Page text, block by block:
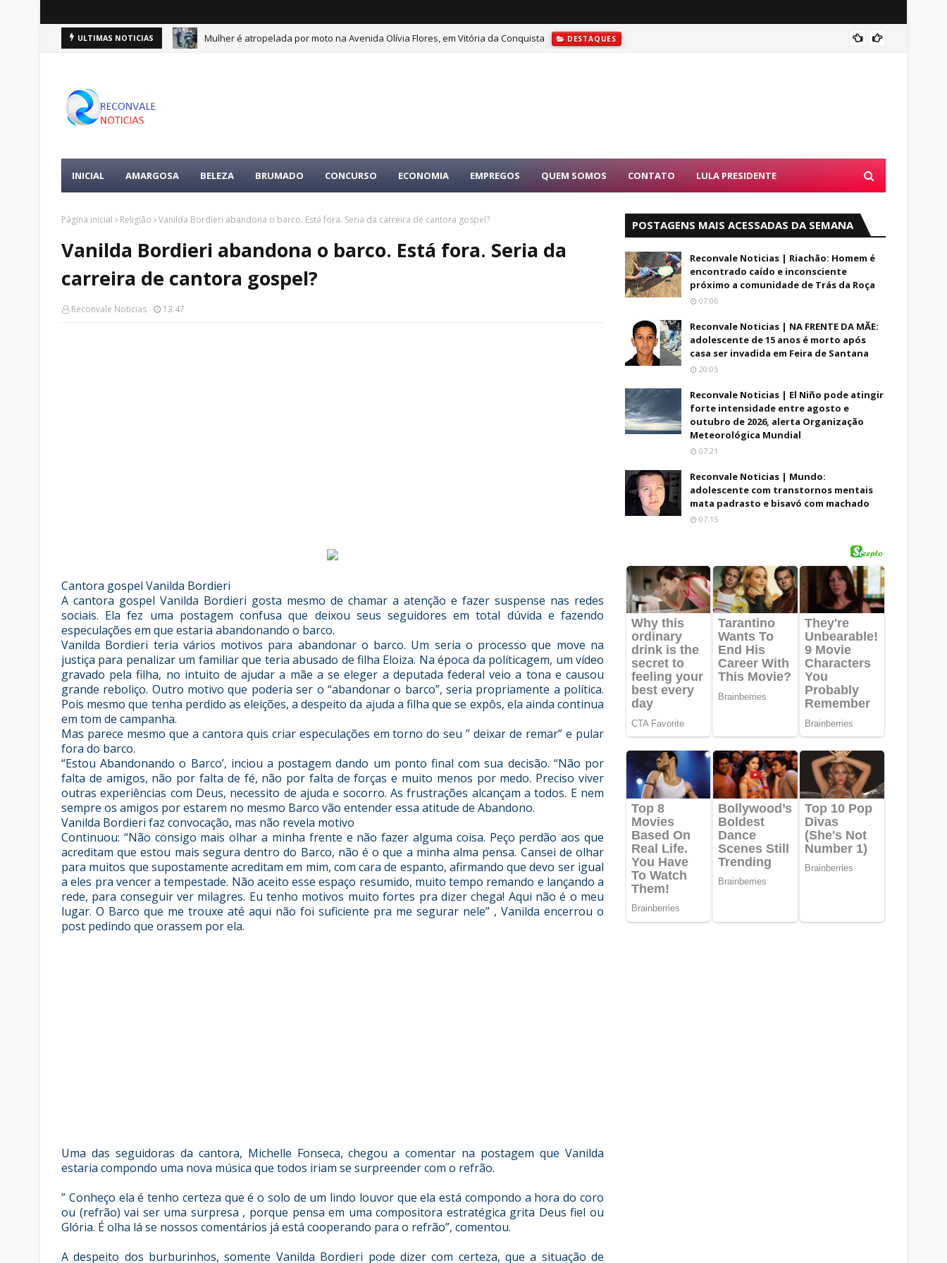
ULTIMAS NOTICIAS
DESTAQUES Mulher é atropelada por moto na Avenida Olívia Flores, em Vitória da Conquista DESTAQUES
INICIAL AMARGOSA BELEZA BRUMADO CONCURSO ECONOMIA EMPREGOS QUEM SOMOS CONTATO LULA PRESIDENTE
Página inicial Religião Vanilda Bordieri abandona o barco. Está fora. Seria da carreira de cantora gospel?
Vanilda Bordieri abandona o barco. Está fora. Seria da
carreira de cantora gospel?
Reconvale Noticias 13:47
Cantora gospel Vanilda Bordieri
A cantora gospel Vanilda Bordieri gosta mesmo de chamar a atenção e fazer suspense nas redes
sociais. Ela fez uma postagem confusa que deixou seus seguidores em total dúvida e fazendo
especulações em que estaria abandonando o barco.
Vanilda Bordieri teria vários motivos para abandonar o barco. Um seria o processo que move na
justiça para penalizar um familiar que teria abusado de filha Eloiza. Na época da políticagem, um vídeo
gravado pela filha, no intuito de ajudar a mãe a se eleger a deputada federal veio a tona e causou
grande reboliço. Outro motivo que poderia ser o “abandonar o barco”, seria propriamente a política.
Pois mesmo que tenha perdido as eleições, a despeito da ajuda a filha que se expôs, ela ainda continua
em tom de campanha.
Mas parece mesmo que a cantora quis criar especulações em torno do seu ” deixar de remar” e pular
fora do barco.
“Estou Abandonando o Barco’, inciou a postagem dando um ponto final com sua decisão. “Não por
falta de amigos, não por falta de fé, não por falta de forças e muito menos por medo. Preciso viver
outras experiências com Deus, necessito de ajuda e socorro. As frustrações alcançam a todos. E nem
sempre os amigos por estarem no mesmo Barco vão entender essa atitude de Abandono.
Vanilda Bordieri faz convocação, mas não revela motivo
Continuou: “Não consigo mais olhar a minha frente e não fazer alguma coisa. Peço perdão aos que
acreditam que estou mais segura dentro do Barco, não é o que a minha alma pensa. Cansei de olhar
para muitos que supostamente acreditam em mim, com cara de espanto, afirmando que devo ser igual
a eles pra vencer a tempestade. Não aceito esse espaço resumido, muito tempo remando e lançando a
rede, para conseguir ver milagres. Eu tenho motivos muito fortes pra dizer chega! Aqui não é o meu
lugar. O Barco que me trouxe até aqui não foi suficiente pra me segurar nele” , Vanilda encerrou o
post pedindo que orassem por ela.
Uma das seguidoras da cantora, Michelle Fonseca, chegou a comentar na postagem que Vanilda
estaria compondo uma nova música que todos iriam se surpreender com o refrão.
” Conheço ela é tenho certeza que é o solo de um lindo louvor que ela está compondo a hora do coro
ou (refrão) vai ser uma surpresa , porque pensa em uma compositora estratégica grita Deus fiel ou
Glória. É olha lá se nossos comentários já está cooperando para o refrão”, comentou.
A despeito dos burburinhos, somente Vanilda Bordieri pode dizer com certeza, que a situação de
POSTAGENS MAIS ACESSADAS DA SEMANA
Reconvale Noticias | Riachão: Homem é
encontrado caído e inconsciente
próximo a comunidade de Trás da Roça
07:06
Reconvale Noticias | NA FRENTE DA MÃE:
adolescente de 15 anos é morto após
casa ser invadida em Feira de Santana
20:05
Reconvale Noticias | El Niño pode atingir
forte intensidade entre agosto e
outubro de 2026, alerta Organização
Meteorológica Mundial
07:21
Reconvale Noticias | Mundo:
adolescente com transtornos mentais
mata padrasto e bisavó com machado
07:15